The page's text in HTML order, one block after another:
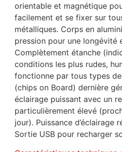
orientable et magnétique
facilement et se fixer sur
métalliques. Corps en
pression pour une longévité
Complètement étanche
conditions les plus rudes,
fonctionne par tous types
(chips on Board) dernière
éclairage puissant avec un
particulièrement élevé
jour). Puissance d’éclairage
Sortie USB pour recharger